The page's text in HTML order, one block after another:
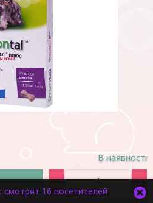
В наявності
- +
смотрят 16 посетителей